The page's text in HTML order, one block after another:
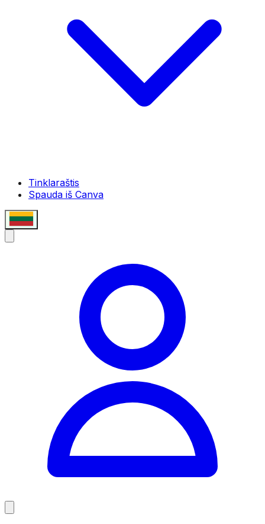
Tinklaraštis
Spauda iš Canva